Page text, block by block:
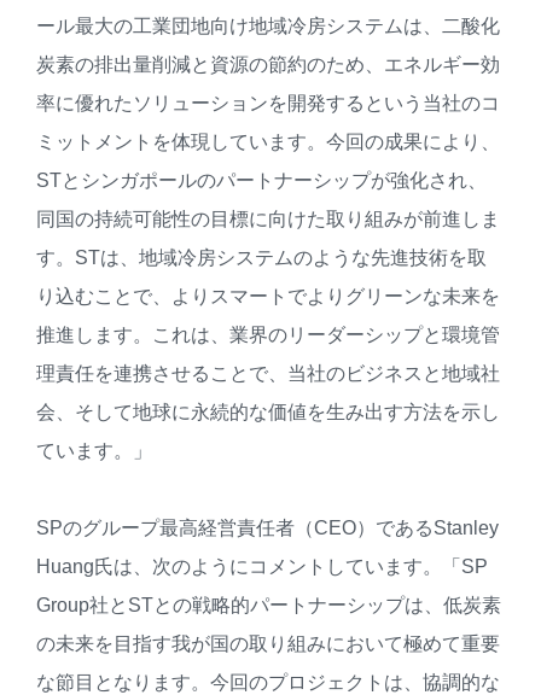
ール最大の工業団地向け地域冷房システムは、二酸化
炭素の排出量削減と資源の節約のため、エネルギー効
率に優れたソリューションを開発するという当社のコ
ミットメントを体現しています。今回の成果により、
STとシンガポールのパートナーシップが強化され、
同国の持続可能性の目標に向けた取り組みが前進しま
す。STは、地域冷房システムのような先進技術を取
り込むことで、よりスマートでよりグリーンな未来を
推進します。これは、業界のリーダーシップと環境管
理責任を連携させることで、当社のビジネスと地域社
会、そして地球に永続的な価値を生み出す方法を示し
ています。」
SPのグループ最高経営責任者（CEO）であるStanley
Huang氏は、次のようにコメントしています。「SP
Group社とSTとの戦略的パートナーシップは、低炭素
の未来を目指す我が国の取り組みにおいて極めて重要
な節目となります。今回のプロジェクトは、協調的な